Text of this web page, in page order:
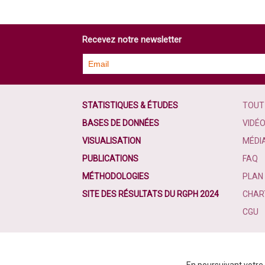
Recevez notre newsletter
STATISTIQUES & ÉTUDES
BASES DE DONNÉES
VISUALISATION
PUBLICATIONS
MÉTHODOLOGIES
SITE DES RÉSULTATS DU RGPH 2024
FAQ
PLAN
CGU